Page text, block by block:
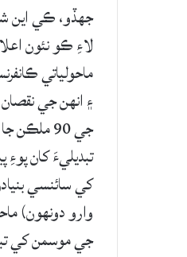
جهڏو، ڪي اين
لاءِ ڪو نئون
ماحولياتي
۽ انهن جي
تبديليءَ کان
وارو دونهون)
جي موسمن کي